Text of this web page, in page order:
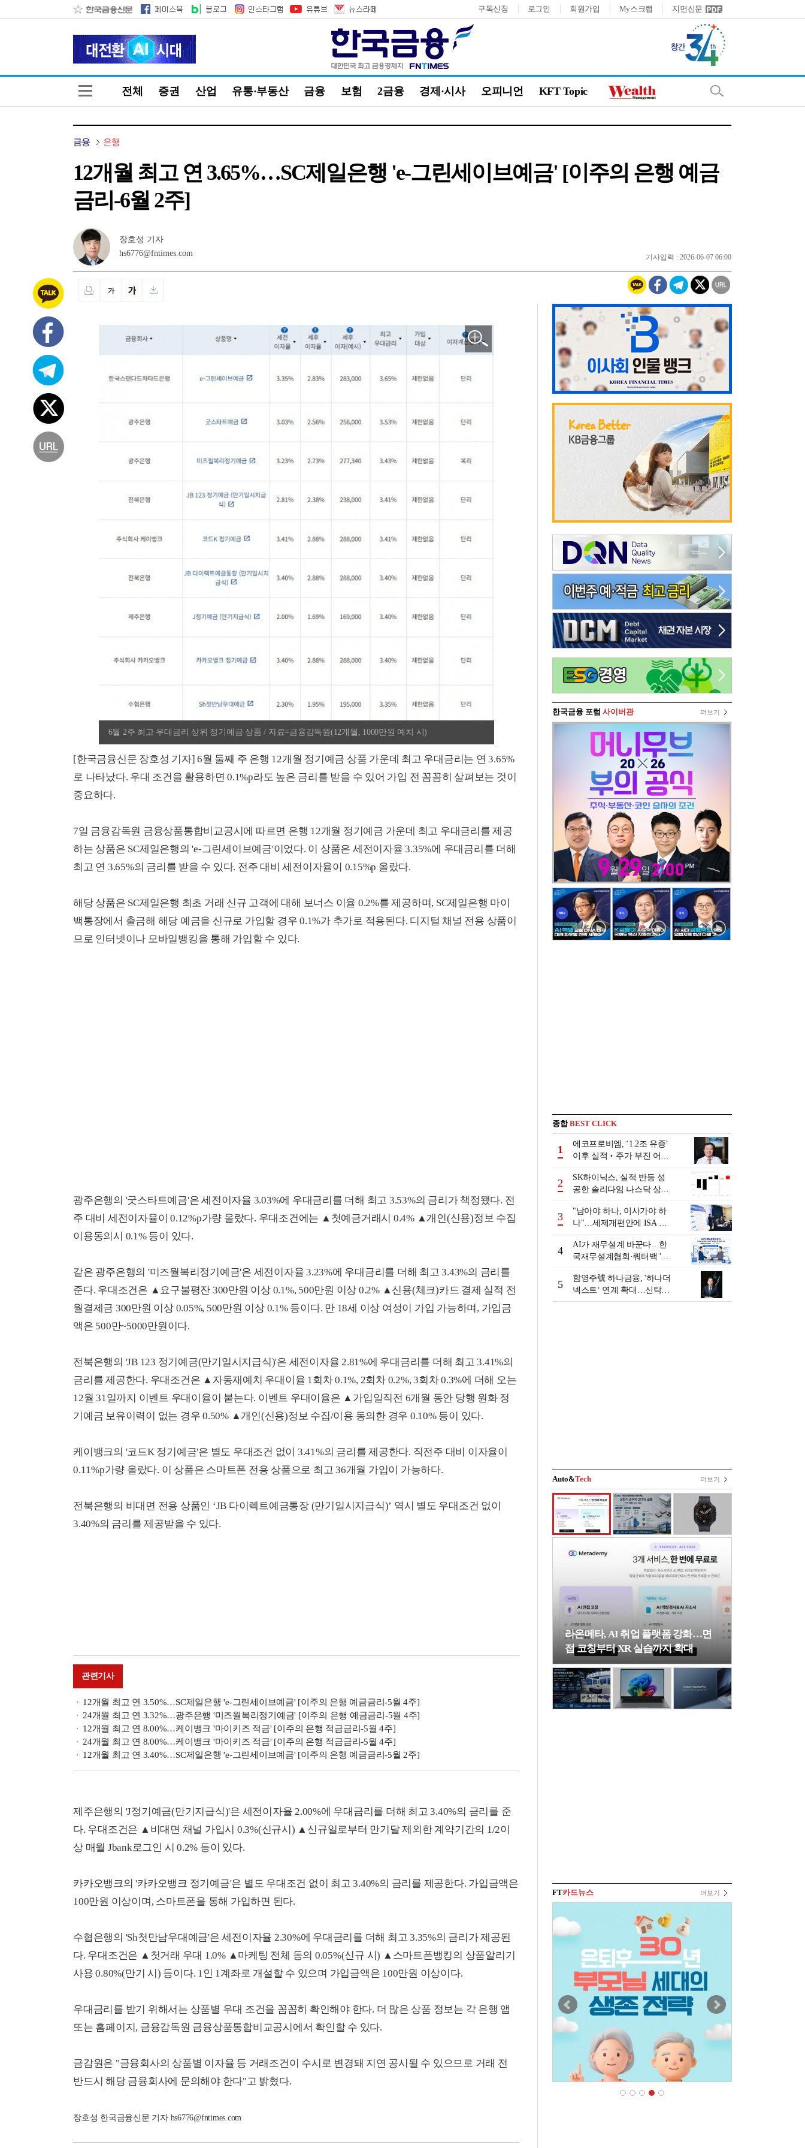
구독신청 로그인 회원가입 My스크랩 지면신문
전체 증권 산업 유통·부동산 금융 보험 2금융 경제·시사 오피니언 KFT Topic
금융 은행
12개월 최고 연 3.65%…SC제일은행 'e-그린세이브예금' [이주의 은행 예금
금리-6월 2주]
장호성 기자
hs6776@fntimes.com
기사입력 : 2026-06-07 06:00
6월 2주 최고 우대금리 상위 정기예금 상품 / 자료=금융감독원(12개월, 1000만원 예치 시)
[한국금융신문 장호성 기자] 6월 둘째 주 은행 12개월 정기예금 상품 가운데 최고 우대금리는 연 3.65%
로 나타났다. 우대 조건을 활용하면 0.1%p라도 높은 금리를 받을 수 있어 가입 전 꼼꼼히 살펴보는 것이
중요하다.
7일 금융감독원 금융상품통합비교공시에 따르면 은행 12개월 정기예금 가운데 최고 우대금리를 제공
하는 상품은 SC제일은행의 'e-그린세이브예금'이었다. 이 상품은 세전이자율 3.35%에 우대금리를 더해
최고 연 3.65%의 금리를 받을 수 있다. 전주 대비 세전이자율이 0.15%p 올랐다.
해당 상품은 SC제일은행 최초 거래 신규 고객에 대해 보너스 이율 0.2%를 제공하며, SC제일은행 마이
백통장에서 출금해 해당 예금을 신규로 가입할 경우 0.1%가 추가로 적용된다. 디지털 채널 전용 상품이
므로 인터넷이나 모바일뱅킹을 통해 가입할 수 있다.
광주은행의 '굿스타트예금'은 세전이자율 3.03%에 우대금리를 더해 최고 3.53%의 금리가 책정됐다. 전
주 대비 세전이자율이 0.12%p가량 올랐다. 우대조건에는 ▲첫예금거래시 0.4% ▲개인(신용)정보 수집
이용동의시 0.1% 등이 있다.
같은 광주은행의 '미즈월복리정기예금'은 세전이자율 3.23%에 우대금리를 더해 최고 3.43%의 금리를
준다. 우대조건은 ▲요구불평잔 300만원 이상 0.1%, 500만원 이상 0.2% ▲신용(체크)카드 결제 실적 전
월결제금 300만원 이상 0.05%, 500만원 이상 0.1% 등이다. 만 18세 이상 여성이 가입 가능하며, 가입금
액은 500만~5000만원이다.
전북은행의 'JB 123 정기예금(만기일시지급식)'은 세전이자율 2.81%에 우대금리를 더해 최고 3.41%의
금리를 제공한다. 우대조건은 ▲자동재예치 우대이율 1회차 0.1%, 2회차 0.2%, 3회차 0.3%에 더해 오는
12월 31일까지 이벤트 우대이율이 붙는다. 이벤트 우대이율은 ▲가입일직전 6개월 동안 당행 원화 정
기예금 보유이력이 없는 경우 0.50% ▲개인(신용)정보 수집/이용 동의한 경우 0.10% 등이 있다.
케이뱅크의 '코드K 정기예금'은 별도 우대조건 없이 3.41%의 금리를 제공한다. 직전주 대비 이자율이
0.11%p가량 올랐다. 이 상품은 스마트폰 전용 상품으로 최고 36개월 가입이 가능하다.
전북은행의 비대면 전용 상품인 ‘JB 다이렉트예금통장 (만기일시지급식)’ 역시 별도 우대조건 없이
3.40%의 금리를 제공받을 수 있다.
관련기사
12개월 최고 연 3.50%…SC제일은행 'e-그린세이브예금' [이주의 은행 예금금리-5월 4주]
24개월 최고 연 3.32%…광주은행 '미즈월복리정기예금' [이주의 은행 예금금리-5월 4주]
12개월 최고 연 8.00%…케이뱅크 '마이키즈 적금' [이주의 은행 적금금리-5월 4주]
24개월 최고 연 8.00%…케이뱅크 '마이키즈 적금' [이주의 은행 적금금리-5월 4주]
12개월 최고 연 3.40%…SC제일은행 'e-그린세이브예금' [이주의 은행 예금금리-5월 2주]
제주은행의 'J정기예금(만기지급식)'은 세전이자율 2.00%에 우대금리를 더해 최고 3.40%의 금리를 준
다. 우대조건은 ▲비대면 채널 가입시 0.3%(신규시) ▲신규일로부터 만기달 제외한 계약기간의 1/2이
상 매월 Jbank로그인 시 0.2% 등이 있다.
카카오뱅크의 '카카오뱅크 정기예금'은 별도 우대조건 없이 최고 3.40%의 금리를 제공한다. 가입금액은
100만원 이상이며, 스마트폰을 통해 가입하면 된다.
수협은행의 'Sh첫만남우대예금'은 세전이자율 2.30%에 우대금리를 더해 최고 3.35%의 금리가 제공된
다. 우대조건은 ▲첫거래 우대 1.0% ▲마케팅 전체 동의 0.05%(신규 시) ▲스마트폰뱅킹의 상품알리기
사용 0.80%(만기 시) 등이다. 1인 1계좌로 개설할 수 있으며 가입금액은 100만원 이상이다.
우대금리를 받기 위해서는 상품별 우대 조건을 꼼꼼히 확인해야 한다. 더 많은 상품 정보는 각 은행 앱
또는 홈페이지, 금융감독원 금융상품통합비교공시에서 확인할 수 있다.
금감원은 "금융회사의 상품별 이자율 등 거래조건이 수시로 변경돼 지연 공시될 수 있으므로 거래 전
반드시 해당 금융회사에 문의해야 한다"고 밝혔다.
장호성 한국금융신문 기자 hs6776@fntimes.com
한국금융 포럼 사이버관 더보기
종합BEST CLICK
1
에코프로비엠, ‘1.2조 유증’
이후 실적‧주가 부진 어쩌
2
SK하이닉스, 실적 반등 성
공한 솔리다임 나스닥 상장
3
"남아야 하나, 이사가야 하
나"…세제개편안에 ISA 투
4
AI가 재무설계 바꾼다…한
국재무설계협회·쿼터백 '베
5
함영주號 하나금융, '하나더
넥스트‘ 연계 확대…신탁수
수료 2배 증가 효과 [금융 시
Auto&Tech 더보기
라온메타, AI 취업 플랫폼 강화…면
접 코칭부터 XR 실습까지 확대
FT카드뉴스 더보기